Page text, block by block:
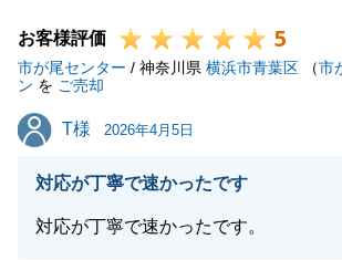
合的なサポートを心掛けておりました
なお言葉を頂戴し大変励みになります
今後もより良いサービスをご提供でき
いります。
今後もなにか不動産に関してお困り事
ら、お気軽にお申し付けください。
お客様評価 5
市が尾センター / 神奈川県 横浜市青葉区 （市
ン を ご売却
T様
T様 2026年4月5日
対応が丁寧で速かったです
対応が丁寧で速かったです。